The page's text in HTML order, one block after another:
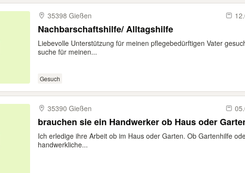
35398 Gießen
Nachbarschaftshilfe/ Alltagshilfe
Liebevolle Unterstützung für meinen pflegebedürftigen Vater
suche für meinen...
Gesuch
35390 Gießen
brauchen sie ein Handwerker ob Haus oder
Ich erledige ihre Arbeit ob im Haus oder Garten. Ob Gartenhilfe
handwerkliche...